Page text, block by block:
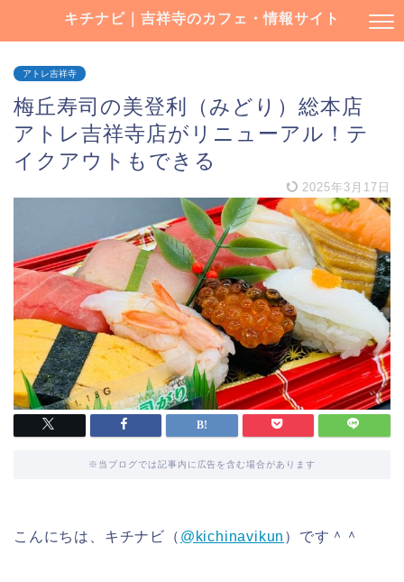
キチナビ｜吉祥寺のカフェ・情報サイト
アトレ吉祥寺
梅丘寿司の美登利（みどり）総本店
アトレ吉祥寺店がリニューアル！テ
イクアウトもできる
2025年3月17日
※当ブログでは記事内に広告を含む場合があります
こんにちは、キチナビ（ @kichinavikun ）です＾＾